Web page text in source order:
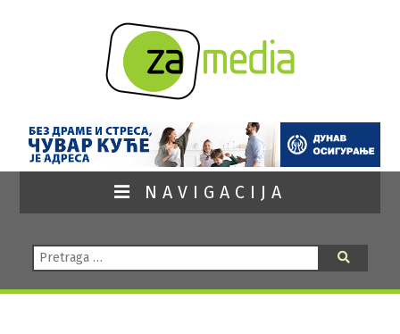
NAVIGACIJA
Pretraga: